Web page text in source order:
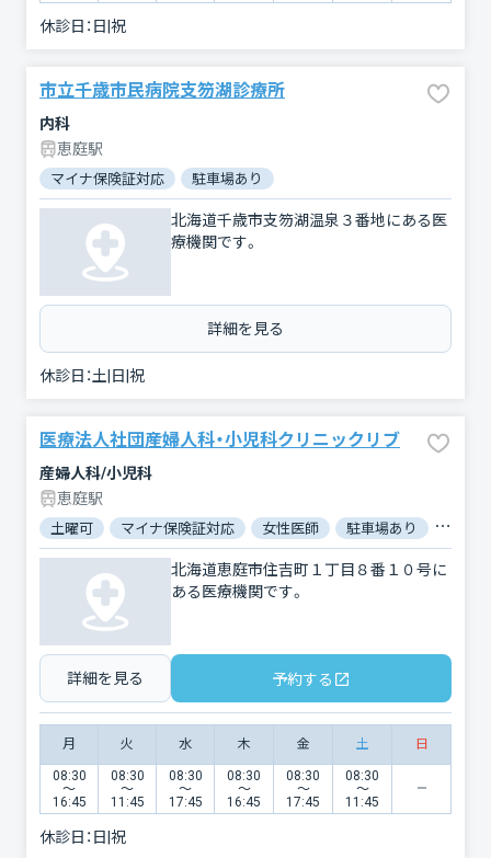
休診日： 日|祝
市立千歳市民病院支笏湖診療所
内科
恵庭駅
マイナ保険証対応 駐車場あり
北海道千歳市支笏湖温泉３番地にある医
療機関です。
詳細を見る
休診日：土|日|祝
医療法人社団産婦人科・小児科クリニックリブ
産婦人科/小児科
恵庭駅
土曜可 マイナ保険証対応 女性医師 駐車場あり バリ
北海道恵庭市住吉町１丁目８番１０号に
ある医療機関です。
詳細を見る 予約する
月 火 水 木 金 土 日
08:30
〜
16:45
08:30
〜
11:45
08:30
〜
17:45
08:30
〜
16:45
08:30
〜
17:45
08:30
〜
11:45
休診日： 日|祝